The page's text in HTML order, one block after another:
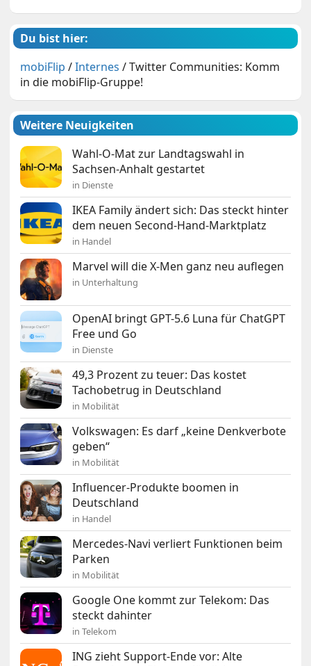
Du bist hier:
mobiFlip /Internes /Twitter Communities: Komm
in die mobiFlip-Gruppe!
Weitere Neuigkeiten
Wahl-O-Mat zur Landtagswahl in
Sachsen-Anhalt gestartet
in Dienste
IKEA Family ändert sich: Das steckt hinter
dem neuen Second-Hand-Marktplatz
in Handel
Marvel will die X-Men ganz neu auflegen
in Unterhaltung
OpenAI bringt GPT-5.6 Luna für ChatGPT
Free und Go
in Dienste
49,3 Prozent zu teuer: Das kostet
Tachobetrug in Deutschland
in Mobilität
Volkswagen: Es darf „keine Denkverbote
geben“
in Mobilität
Influencer-Produkte boomen in
Deutschland
in Handel
Mercedes-Navi verliert Funktionen beim
Parken
in Mobilität
Google One kommt zur Telekom: Das
steckt dahinter
in Telekom
ING zieht Support-Ende vor: Alte